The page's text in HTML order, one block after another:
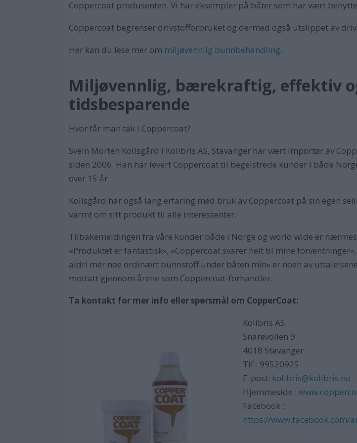
Coppercoat produsenten. Vi har eksempler på båter som har vært
Coppercoat begrenser drivstofforbruket og dermed også utslippet av
Her kan du lese mer om miljøvennlig bunnbehandling.
Miljøvennlig, bærekraftig, effektiv
tidsbesparende
Hvor får man tak i Coppercoat?
Svein Morten Kollsgård i Kolibris AS, Stavanger har vært importør av
siden 2006. Han har levert Coppercoat til begeistrede kunder i både
over 15 år.
Kollsgård har også lang erfaring med bruk av Coppercoat på sin egen
varmt om sitt produkt til alle interessenter.
Tilbakemeldingen fra våre kunder både i Norge og world wide er
«Produktet er fantastisk», «Coppercoat svarer helt til mine
aldri mer noe ordinært bunnstoff under båten min» er noen av
mottatt gjennom årene som Coppercoat-forhandler.
Ta kontakt for mer info eller spørsmål om CopperCoat:
Kolibris AS
Snarevollen 9
4018 Stavanger
Tlf.: 99520925
E-post: kolibris@kolibris.no
Hjemmeside :
Facebook :
https://www.facebook.com/